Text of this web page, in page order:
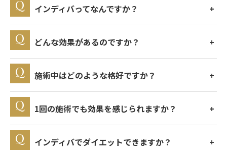
インディバってなんですか？
どんな効果があるのですか？
施術中はどのような格好ですか？
1回の施術でも効果を感じられますか？
インディバでダイエットできますか？